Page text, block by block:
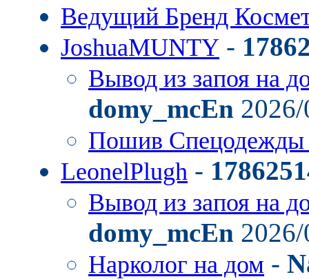
Ведущий Бренд
JoshuaMUNTY -
Вывод из запоя на
domy_mcEn
Пошив
LeonelPlugh -
Вывод из запоя на
domy_mcEn
Нарколог на дом -